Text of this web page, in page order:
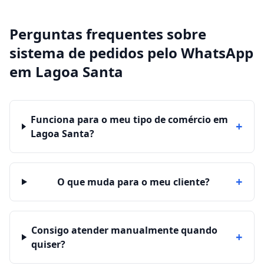
Perguntas frequentes sobre
sistema de pedidos pelo WhatsApp
em Lagoa Santa
Funciona para o meu tipo de comércio em
Lagoa Santa?
+
O que muda para o meu cliente? +
Consigo atender manualmente quando
quiser?
+